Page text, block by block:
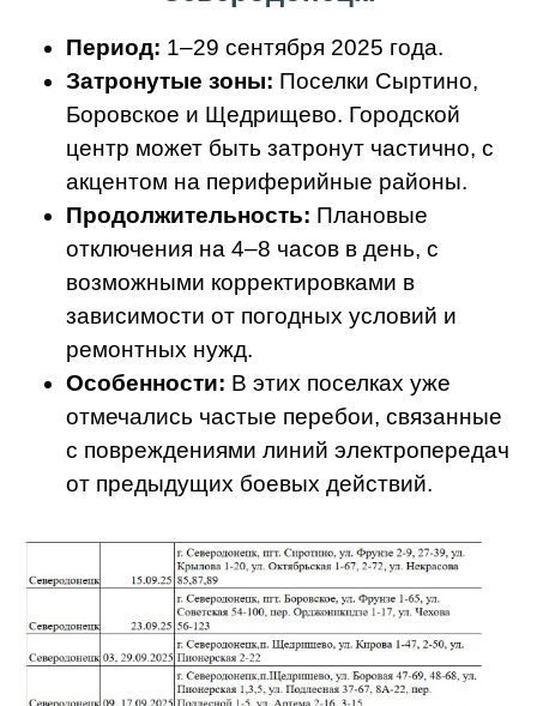
Период: 1–29 сентября 2025 года.
Затронутые зоны: Поселки Сыртино,
Боровское и Щедрищево. Городской
центр может быть затронут частично, с
акцентом на периферийные районы.
Продолжительность: Плановые
отключения на 4–8 часов в день, с
возможными корректировками в
зависимости от погодных условий и
ремонтных нужд.
Особенности: В этих поселках уже
отмечались частые перебои, связанные
с повреждениями линий электропередач
от предыдущих боевых действий.